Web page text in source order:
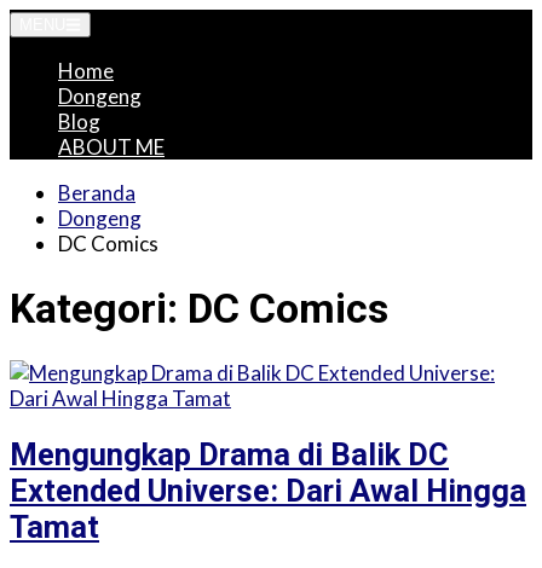
Langsung
kontenHome
Dongeng
Blog
ABOUT ME
Beranda
Dongeng
DC Comics
Kategori: DC Comics
Mengungkap Drama di Balik DC
Extended Universe: Dari Awal Hingga
Tamat